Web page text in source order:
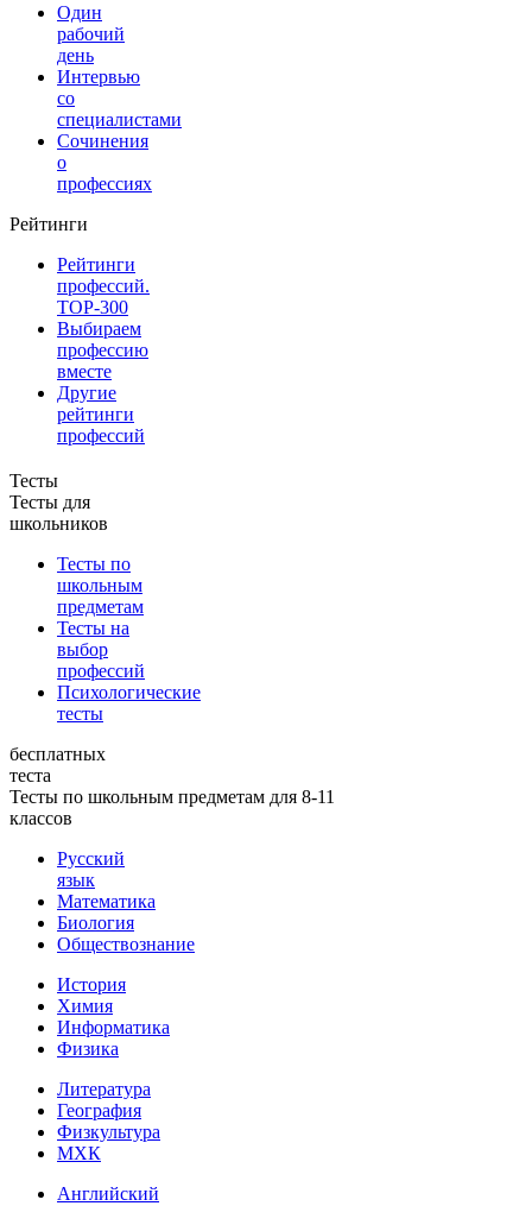
Один
рабочий
день
Интервью
со
специалистами
Сочинения
о
профессиях
Рейтинги
Рейтинги
профессий.
TOP-300
Выбираем
профессию
вместе
Другие
рейтинги
профессий
Тесты
Тесты для
школьников
Тесты по
школьным
предметам
Тесты на
выбор
профессий
Психологические
тесты
бесплатных
теста
Тесты по школьным предметам для 8-11
классов
Русский
язык
Математика
Биология
Обществознание
История
Химия
Информатика
Физика
Литература
География
Физкультура
МХК
Английский